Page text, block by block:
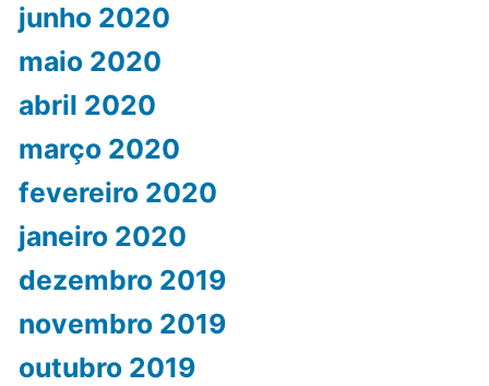
junho 2020
maio 2020
abril 2020
março 2020
fevereiro 2020
janeiro 2020
dezembro 2019
novembro 2019
outubro 2019